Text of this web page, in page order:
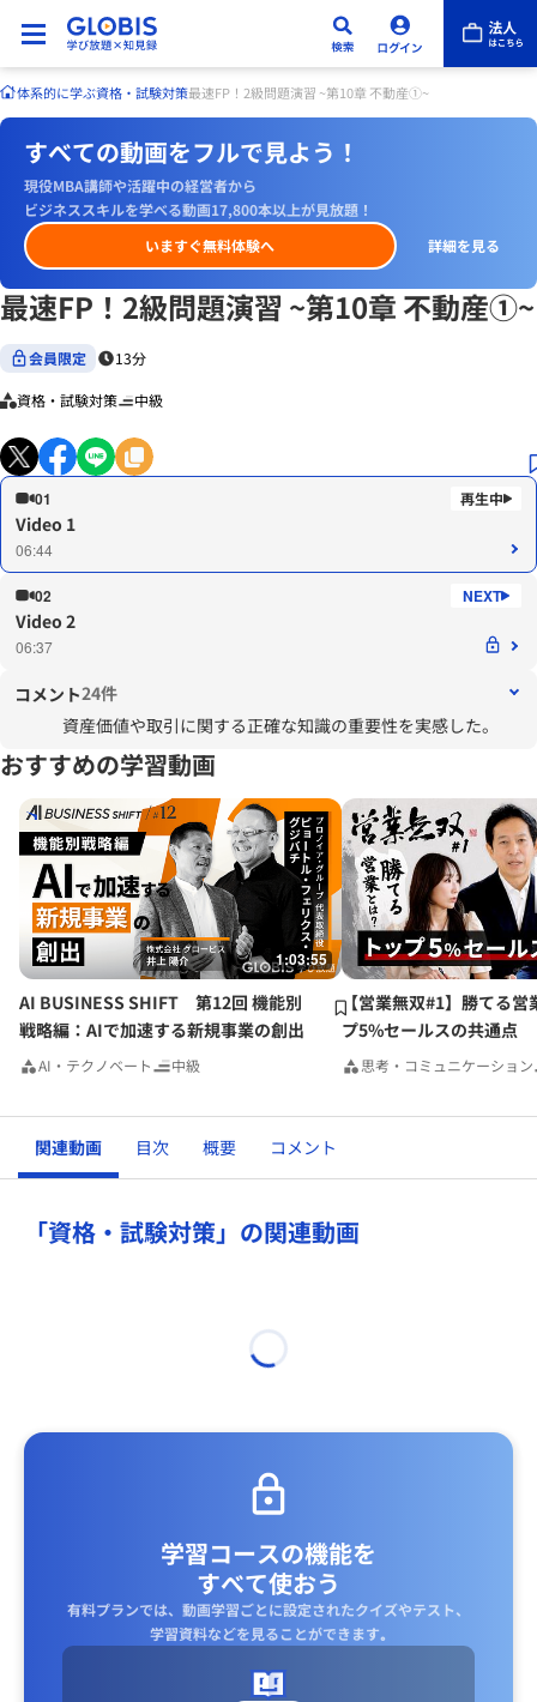
体系的に学ぶ資格・試験対策最速FP！2級問題演習 ~第10章 不動産①~
すべての動画をフルで見よう！
現役MBA講師や活躍中の経営者から
ビジネススキルを学べる動画17,800本以上が見放題！
いますぐ無料体験へ
詳細を見る
最速FP！2級問題演習 ~第10章 不動産①~
会員限定 13分
資格・試験対策 中級
01
Video 1
06:44
02
Video 2
06:37
コメント24件
資産価値や取引に関する正確な知識の重要性を実感した。
おすすめの学習動画
1:03:55
AI BUSINESS SHIFT 第12回 機能別
戦略編：AIで加速する新規事業の創出
AI・テクノベート 中級
【営業無双#1】勝てる営
プ5%セールスの共通点
思考・コミュニケーション
関連動画 目次 概要 コメント
「資格・試験対策」の関連動画
学習コースの機能を
すべて使おう
有料プランでは、動画学習ごとに設定されたクイズやテスト、
学習資料などを見ることができます｡